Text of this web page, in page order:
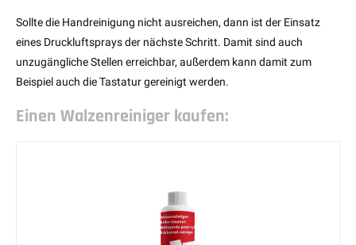
Sollte die Handreinigung nicht ausreichen, dann ist der Einsatz
eines Druckluftsprays der nächste Schritt. Damit sind auch
unzugängliche Stellen erreichbar, außerdem kann damit zum
Beispiel auch die Tastatur gereinigt werden.
Einen Walzenreiniger kaufen: